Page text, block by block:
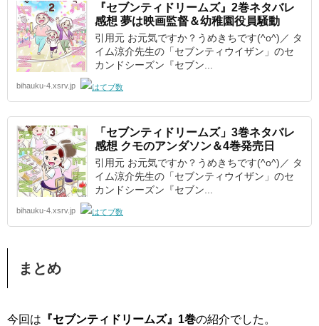
『セブンティドリームズ』2巻ネタバレ
感想 夢は映画監督＆幼稚園役員騒動
引用元 お元気ですか？うめきちです(^o^)／ タ
イム涼介先生の「セブンティウイザン」のセ
カンドシーズン『セブン...
bihauku-4.xsrv.jp
「セブンティドリームズ」3巻ネタバレ
感想 クモのアンダソン＆4巻発売日
引用元 お元気ですか？うめきちです(^o^)／ タ
イム涼介先生の「セブンティウイザン」のセ
カンドシーズン『セブン...
bihauku-4.xsrv.jp
まとめ
今回は 『セブンティドリームズ』1巻の紹介でした。